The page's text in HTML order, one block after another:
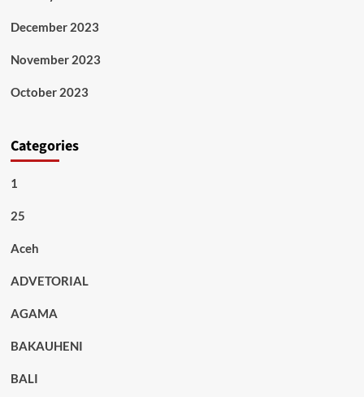
December 2023
November 2023
October 2023
Categories
1
25
Aceh
ADVETORIAL
AGAMA
BAKAUHENI
BALI